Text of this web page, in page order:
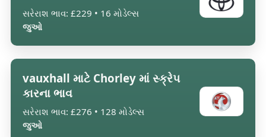
સરેરાશ ભાવ: £229 • 16 મોડેલ્સ
જુઓ
vauxhall માટે Chorley માં સ્ક્રેપ
કારના ભાવ
સરેરાશ ભાવ: £276 • 128 મોડેલ્સ
જુઓ